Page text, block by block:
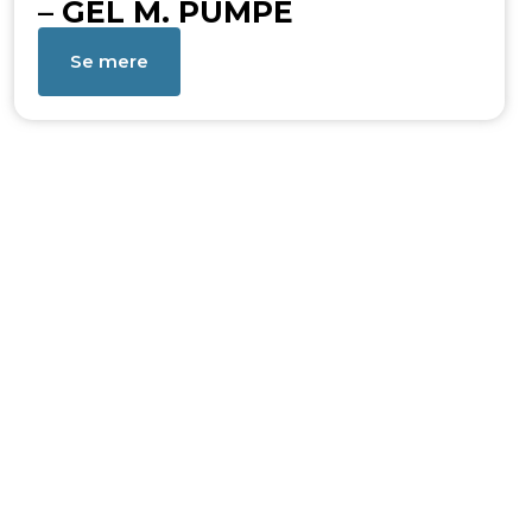
– GEL M. PUMPE
Se mere